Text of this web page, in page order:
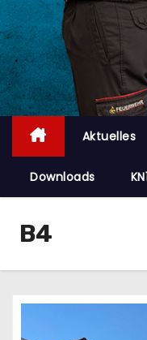
n
Aktuelles
Downloads
B4